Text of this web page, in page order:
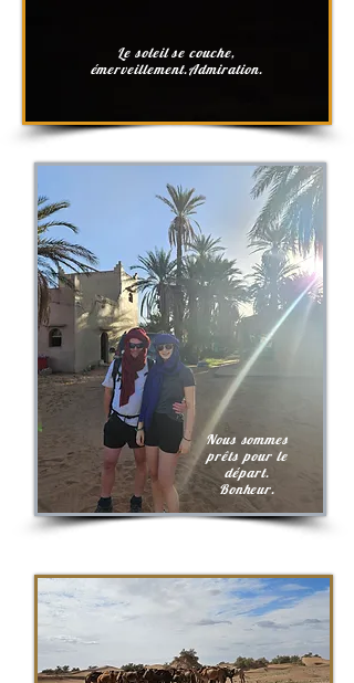
Le soleil se couche,
émerveillement.Admiration.
Nous sommes
prêts pour le
départ.
Bonheur.